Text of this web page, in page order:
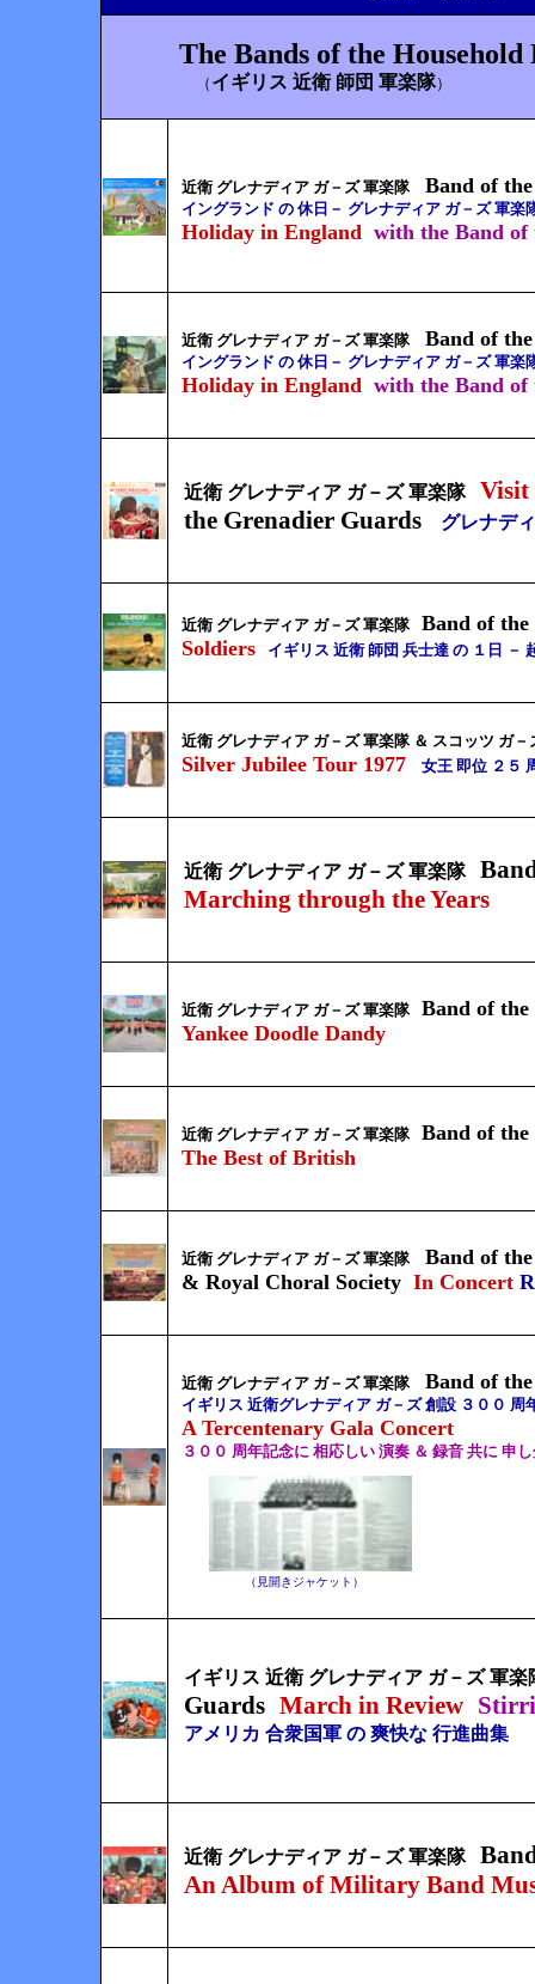
The Bands of the Household
（ イギリス 近衛 師団 軍楽隊）
近衛 グレナディア ガ－ズ 軍楽隊 Band of
イングランド の 休日 － グレナディア ガ－ズ 軍楽
Holiday in England with the Band of
近衛 グレナディア ガ－ズ 軍楽隊 Band of
イングランド の 休日 － グレナディア ガ－ズ 軍楽
Holiday in England with the Band of
近衛 グレナディア ガ－ズ 軍楽隊
the Grenadier Guards
グレナデ
近衛 グレナディア ガ－ズ 軍楽隊
Band of
Soldiers
イギリス 近衛 師団 兵士達 の １日 －
近衛 グレナディア ガ－ズ 軍楽隊 ＆ スコッツ ガ
Silver Jubilee Tour 1977 女王 即位 ２５
近衛 グレナディア ガ－ズ 軍楽隊
Marching through the Years
近衛 グレナディア ガ－ズ 軍楽隊
Band of
Yankee Doodle Dandy
近衛 グレナディア ガ－ズ 軍楽隊
Band of
The Best of British
近衛 グレナディア ガ－ズ 軍楽隊 Band of
& Royal Choral Society In Concert
近衛 グレナディア ガ－ズ 軍楽隊 Band of
イギリス 近衛グレナディア ガ－ズ 創設 ３００ 周
A Tercentenary Gala Concert
３００ 周年記念に 相応しい 演奏 ＆ 録音 共に 申
（見開きジャケット）
イギリス 近衛 グレナディア ガ－ズ 軍楽
Guards March in Review
アメリカ 合衆国軍 の 爽快な 行進曲集
近衛 グレナディア ガ－ズ 軍楽隊
An Album of Military Band